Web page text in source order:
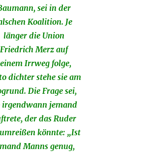
sei in der
Koalition. Je
länger die Union
Friedrich Merz auf
Irrweg folge,
dichter stehe sie am
Die Frage sei,
irgendwann jemand
der das Ruder
könnte: „Ist
Manns genug,